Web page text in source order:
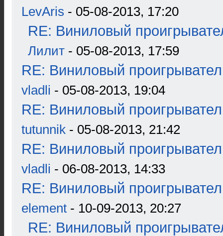
LevAris - 05-08-2013, 17:20
RE: Виниловый
Лилит - 05-08-2013, 17:59
RE: Виниловый
vladli - 05-08-2013, 19:04
RE: Виниловый
tutunnik - 05-08-2013, 21:42
RE: Виниловый
vladli - 06-08-2013, 14:33
RE: Виниловый
element - 10-09-2013, 20:27
RE: Виниловый